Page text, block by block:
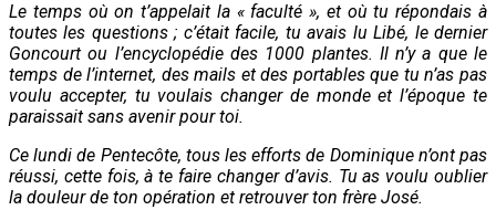
Le temps où on t’appelait la « faculté », et où tu répondais à
toutes les questions ; c’était facile, tu avais lu Libé, le dernier
Goncourt ou l’encyclopédie des 1000 plantes. Il n’y a que le
temps de l’internet, des mails et des portables que tu n’as pas
voulu accepter, tu voulais changer de monde et l’époque te
paraissait sans avenir pour toi.
Ce lundi de Pentecôte, tous les efforts de Dominique n’ont pas
réussi, cette fois, à te faire changer d’avis. Tu as voulu oublier
la douleur de ton opération et retrouver ton frère José.